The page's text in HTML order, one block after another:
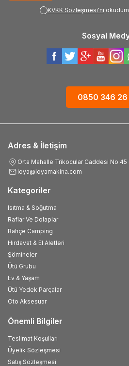
KVKK Sözleşmesi'ni
Sosyal
0850 346 26
Adres & İletişim
Orta Mahalle Trikocular Caddesi No:45
loya@loyamakina.com
Kategoriler
Isıtma & Soğutma
Raflar Ve Dolaplar
Bahçe Camping
Hırdavat & El Aletleri
Şömineler
Ütü Grubu
Ev & Yaşam
Ütü Yedek Parçalar
Oto Aksesuar
Önemli Bilgiler
Teslimat Koşulları
Üyelik Sözleşmesi
Satış Sözleşmesi